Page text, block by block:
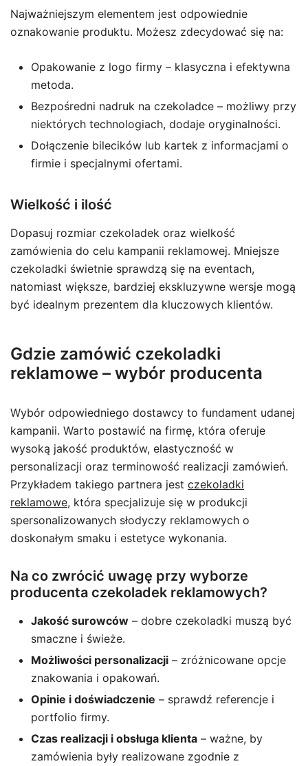
Najważniejszym elementem jest odpowiednie
oznakowanie produktu. Możesz zdecydować się na:
Opakowanie z logo firmy – klasyczna i efektywna
metoda.
Bezpośredni nadruk na czekoladce – możliwy przy
niektórych technologiach, dodaje oryginalności.
Dołączenie bilecików lub kartek z informacjami o
firmie i specjalnymi ofertami.
Wielkość i ilość
Dopasuj rozmiar czekoladek oraz wielkość
zamówienia do celu kampanii reklamowej. Mniejsze
czekoladki świetnie sprawdzą się na eventach,
natomiast większe, bardziej ekskluzywne wersje mogą
być idealnym prezentem dla kluczowych klientów.
Gdzie zamówić czekoladki
reklamowe – wybór producenta
Wybór odpowiedniego dostawcy to fundament udanej
kampanii. Warto postawić na firmę, która oferuje
wysoką jakość produktów, elastyczność w
personalizacji oraz terminowość realizacji zamówień.
Przykładem takiego partnera jest czekoladki
reklamowe, która specjalizuje się w produkcji
spersonalizowanych słodyczy reklamowych o
doskonałym smaku i estetyce wykonania.
Na co zwrócić uwagę przy wyborze
producenta czekoladek reklamowych?
Jakość surowców – dobre czekoladki muszą być
smaczne i świeże.
Możliwości personalizacji – zróżnicowane opcje
znakowania i opakowań.
Opinie i doświadczenie – sprawdź referencje i
portfolio firmy.
Czas realizacji i obsługa klienta – ważne, by
zamówienia były realizowane zgodnie z